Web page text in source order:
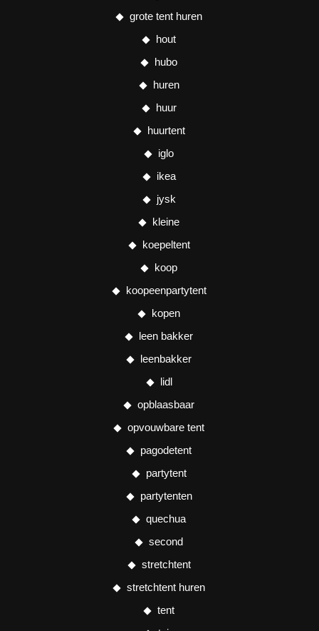
grote tent huren
hout
hubo
huren
huur
huurtent
iglo
ikea
jysk
kleine
koepeltent
koop
koopeenpartytent
kopen
leen bakker
leenbakker
lidl
opblaasbaar
opvouwbare tent
pagodetent
partytent
partytenten
quechua
second
stretchtent
stretchtent huren
tent